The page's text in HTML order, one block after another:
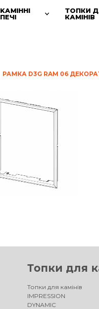
KАМІННІ
ПЕЧІ
ТОПКИ
КАМІНІВ
РАМКА D3G RAM 06
Топки для
Топки для камінів
IMPRESSION
DYNAMIC